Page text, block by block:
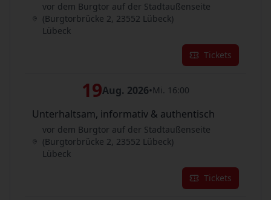
vor dem Burgtor auf der Stadtaußenseite
(Burgtorbrücke 2, 23552 Lübeck)
Lübeck
Tickets
19Aug. 2026•Mi. 16:00
Unterhaltsam, informativ & authentisch
vor dem Burgtor auf der Stadtaußenseite
(Burgtorbrücke 2, 23552 Lübeck)
Lübeck
Tickets